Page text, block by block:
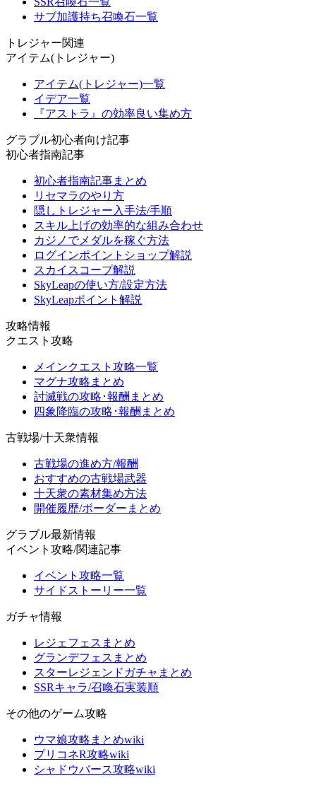
サブ加護持ち召喚石一覧
トレジャー関連
アイテム(トレジャー)
アイテム(トレジャー)一覧
イデア一覧
『アストラ』の効率良い集め方
グラブル初心者向け記事
初心者指南記事
初心者指南記事まとめ
リセマラのやり方
隠しトレジャー入手法/手順
スキル上げの効率的な組み合わせ
カジノでメダルを稼ぐ方法
ログインポイントショップ解説
スカイスコープ解説
SkyLeapの使い方/設定方法
SkyLeapポイント解説
攻略情報
クエスト攻略
メインクエスト攻略一覧
マグナ攻略まとめ
討滅戦の攻略･報酬まとめ
四象降臨の攻略･報酬まとめ
古戦場/十天衆情報
古戦場の進め方/報酬
おすすめの古戦場武器
十天衆の素材集め方法
開催履歴/ボーダーまとめ
グラブル最新情報
イベント攻略/関連記事
イベント攻略一覧
サイドストーリー一覧
ガチャ情報
レジェフェスまとめ
グランデフェスまとめ
スターレジェンドガチャまとめ
SSRキャラ/召喚石実装順
その他のゲーム攻略
ウマ娘攻略まとめwiki
プリコネR攻略wiki
シャドウバース攻略wiki